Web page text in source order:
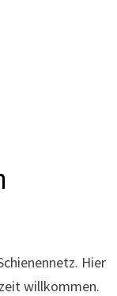
Hier
willkommen.